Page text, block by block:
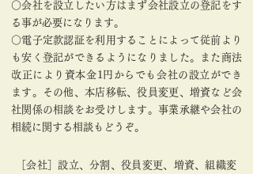
○会社を設立したい方はまず会社設立の登記をす
る事が必要になります。
○電子定款認証を利用することによって従前より
も安く登記ができるようになりました。また商法
改正により資本金1円からでも会社の設立ができ
ます。その他、本店移転、役員変更、増資など会
社関係の相談をお受けします。事業承継や会社の
相続に関する相談もどうぞ。
［会社］設立、分割、役員変更、増資、組織変